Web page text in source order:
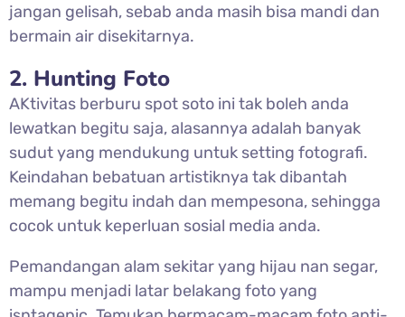
jangan gelisah, sebab anda masih bisa mandi dan
bermain air disekitarnya.
2. Hunting Foto
AKtivitas berburu spot soto ini tak boleh anda
lewatkan begitu saja, alasannya adalah banyak
sudut yang mendukung untuk setting fotografi.
Keindahan bebatuan artistiknya tak dibantah
memang begitu indah dan mempesona, sehingga
cocok untuk keperluan sosial media anda.
Pemandangan alam sekitar yang hijau nan segar,
mampu menjadi latar belakang foto yang